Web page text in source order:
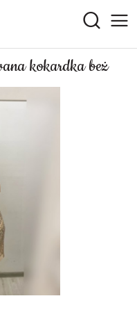
kokardka beż